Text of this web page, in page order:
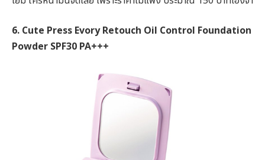
6. Cute Press Evory Retouch Oil Control Foundation
Powder SPF30 PA+++